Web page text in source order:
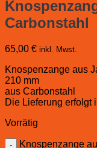
Carbonstahl
65,00 € inkl. Mwst.
Knospenzange aus
210 mm
aus Carbonstahl
Die Lieferung erfolgt
Vorrätig
Knospenzange